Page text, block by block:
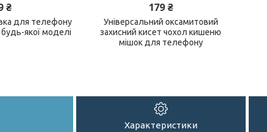
₴
для телефону
якої моделі
179 ₴
Універсальний оксамитовий
захисний кисет чохол кишеню
мішок для телефону
Характеристики